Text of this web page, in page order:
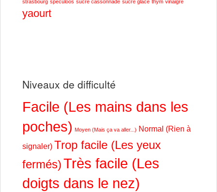
strasbourg speculoos sucre cassonnade sucre glace thym vinaigre
yaourt
Niveaux de difficulté
Facile (Les mains dans les
poches) Moyen (Mais ça va aller...) Normal (Rien à
signaler) Trop facile (Les yeux
fermés)Très facile (Les
doigts dans le nez)